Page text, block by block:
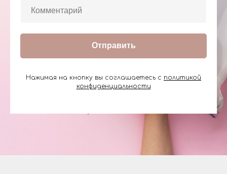
Отправить
Нажимая на кнопку вы соглашаетесь с политикой
конфиденциальности